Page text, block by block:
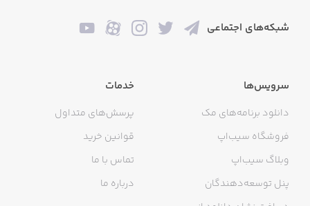
شبکه‌های اجتماعی
سرویس‌ها
دانلود برنامه‌های مک
فروشگاه سیب‌اپ
وبلاگ سیب‌اپ
پنل توسعه‌دهندگان
خدمات
پرسش‌های متداول
قوانین خرید
تماس با ما
درباره ما